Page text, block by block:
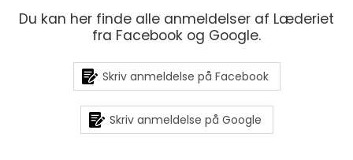
Du kan her finde alle anmeldelser af Læderiet
fra Facebook og Google.
Skriv anmeldelse på Facebook
Skriv anmeldelse på Google